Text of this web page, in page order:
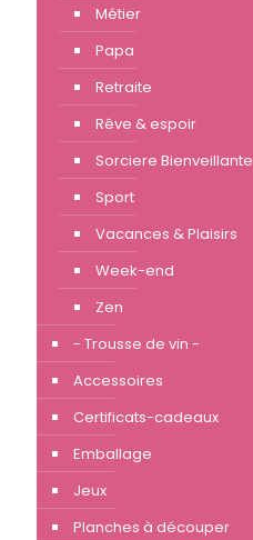
Métier
Papa
Retraite
Rêve & espoir
Sorciere Bienveillante
Sport
Vacances & Plaisirs
Week-end
Zen
- Trousse de vin -
Accessoires
Certificats-cadeaux
Emballage
Jeux
Planches à découper